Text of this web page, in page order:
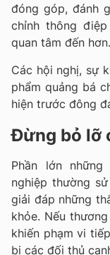
đóng góp, đánh
chỉnh thông
quan tâm đến hơn.
Các hội nghị, sự
phẩm quảng bá
hiện trước đông
Đừng bỏ lỡ
Phần lớn
nghiệp thường
giải đáp những
khỏe. Nếu
khiến phạm vi
bị các đối thủ